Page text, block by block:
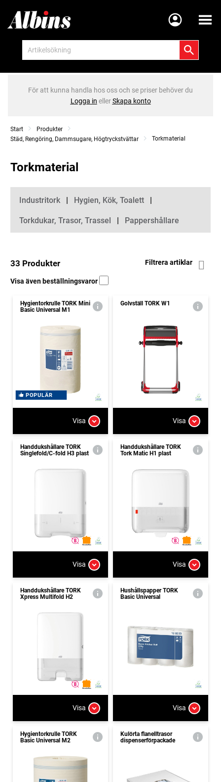
Meny
För att kunna handla hos oss och se priser behöver du
Logga in ellerSkapa konto
Start
Produkter
Städ, Rengöring, Dammsugare, Högtryckstvättar
Torkmaterial
Torkmaterial
Kategorier
Industritork Hygien, Kök, Toalett
Torkdukar, Trasor, Trassel Pappershållare
33 Produkter Filtrera artiklar
Visa även beställningsvaror
Hygientorkrulle TORK Mini
Basic Universal M1
POPULÄR
Visa
Golvställ TORK W1
Visa
Handdukshållare TORK
Singlefold/C-fold H3 plast
Visa
Handdukshållare TORK
Tork Matic H1 plast
Visa
Handdukshållare TORK
Xpress Multifold H2
Visa
Hushållspapper TORK
Basic Universal
Visa
Hygientorkrulle TORK
Basic Universal M2
Kulörta flanelltrasor
dispenserförpackade